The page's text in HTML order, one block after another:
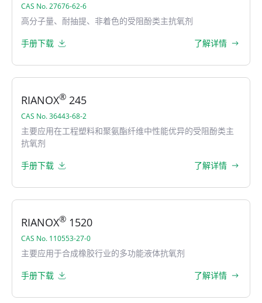
CAS No. 27676-62-6
高分子量、耐抽提、非着色的受阻酚类主抗氧剂
手册下载
了解详情
RIANOX® 245
CAS No. 36443-68-2
主要应用在工程塑料和聚氨酯纤维中性能优异的受阻酚类主
抗氧剂
手册下载
了解详情
RIANOX® 1520
CAS No. 110553-27-0
主要应用于合成橡胶行业的多功能液体抗氧剂
手册下载
了解详情